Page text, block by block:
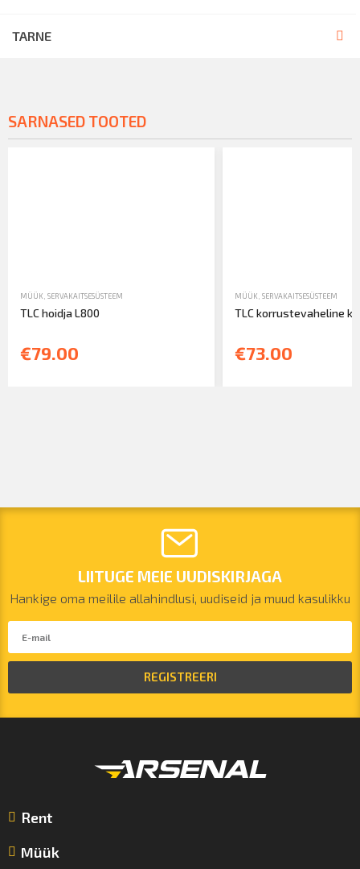
TARNE
SARNASED TOOTED
MÜÜK SERVAKAITSESÜSTEEM
TLC hoidja L800
€79.00
MÜÜK SERVAKAITSESÜSTEEM
TLC korrustevaheline
€73.00
LIITUGE MEIE UUDISKIRJAGA
Hankige oma meilile allahindlusi, uudiseid ja muud kasulikku
REGISTREERI
Rent
Müük